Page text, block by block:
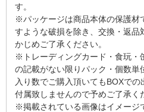
す。
※パッケージは商品本体の保護材
すような破損を除き、交換・返品
かじめご了承ください。
※トレーディングカード・食玩・
の記載がない限りパック・個数単
入り数でご購入頂いてもBOXで
付属致しませんので予めご了承く
※掲載されている画像はイメージ